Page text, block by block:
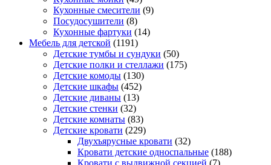
Кухонные смесители (9)
Посудосушители (8)
Кухонные фартуки (14)
Мебель для детской (1191)
Детские тумбы и сундуки (50)
Детские полки и стеллажи (175)
Детские комоды (130)
Детские шкафы (452)
Детские диваны (13)
Детские стенки (32)
Детские комнаты (83)
Детские кровати (229)
Двухъярусные кровати (32)
Кровати детские односпальные (188)